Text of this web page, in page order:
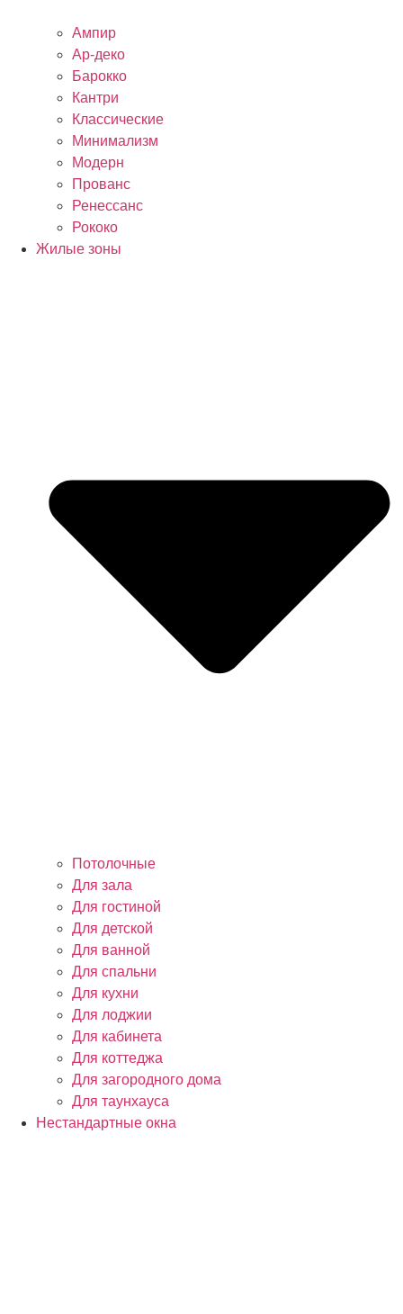
Ампир
Ар-деко
Барокко
Кантри
Классические
Минимализм
Модерн
Прованс
Ренессанс
Рококо
Жилые зоны
Потолочные
Для зала
Для гостиной
Для детской
Для ванной
Для спальни
Для кухни
Для лоджии
Для кабинета
Для коттеджа
Для загородного дома
Для таунхауса
Нестандартные окна